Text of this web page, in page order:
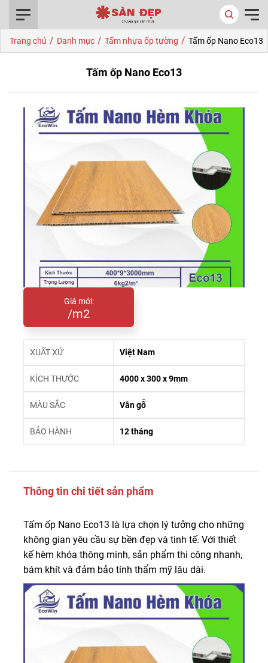
Trang chủ / Danh mục / Tấm nhựa ốp tường / Tấm ốp Nano Eco13
Tấm ốp Nano Eco13
Giá mới:
/m2
XUẤT XỨ Việt Nam
KÍCH THƯỚC 4000 x 300 x 9mm
MÀU SẮC Vân gỗ
BẢO HÀNH 12 tháng
Thông tin chi tiết sản phẩm
Tấm ốp Nano Eco13 là lựa chọn lý tưởng cho những
không gian yêu cầu sự bền đẹp và tinh tế. Với thiết
kế hèm khóa thông minh, sản phẩm thi công nhanh,
bám khít và đảm bảo tính thẩm mỹ lâu dài.